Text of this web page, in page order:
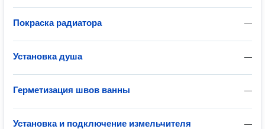
—
Покраска радиатора
—
Установка душа
—
Герметизация швов ванны
—
Установка и подключение измельчителя